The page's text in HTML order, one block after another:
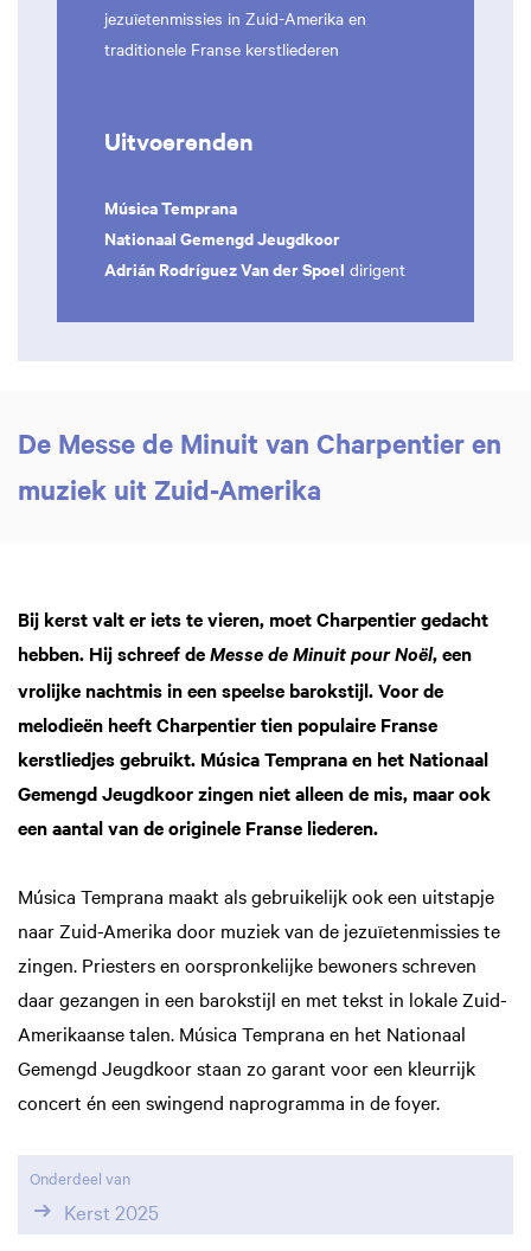
jezuïetenmissies in Zuid-Amerika en
traditionele Franse kerstliederen
Uitvoerenden
Música Temprana
Nationaal Gemengd Jeugdkoor
Adrián Rodríguez Van der Spoel dirigent
De Messe de Minuit van Charpentier en
muziek uit Zuid-Amerika
Bij kerst valt er iets te vieren, moet Charpentier gedacht
hebben. Hij schreef de Messe de Minuit pour Noël, een
vrolijke nachtmis in een speelse barokstijl. Voor de
melodieën heeft Charpentier tien populaire Franse
kerstliedjes gebruikt. Música Temprana en het Nationaal
Gemengd Jeugdkoor zingen niet alleen de mis, maar ook
een aantal van de originele Franse liederen.
Música Temprana maakt als gebruikelijk ook een uitstapje
naar Zuid-Amerika door muziek van de jezuïetenmissies te
zingen. Priesters en oorspronkelijke bewoners schreven
daar gezangen in een barokstijl en met tekst in lokale Zuid-
Amerikaanse talen. Música Temprana en het Nationaal
Gemengd Jeugdkoor staan zo garant voor een kleurrijk
concert én een swingend naprogramma in de foyer.
Onderdeel van
Kerst 2025